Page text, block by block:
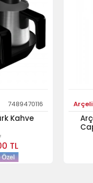
7489470116
Kahve
TL